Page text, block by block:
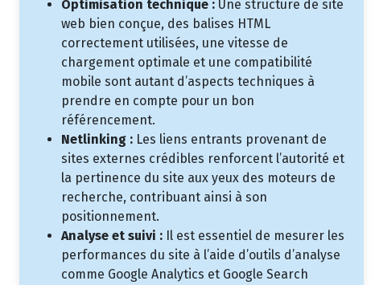
Optimisation technique : Une structure de site
web bien conçue, des balises HTML
correctement utilisées, une vitesse de
chargement optimale et une compatibilité
mobile sont autant d’aspects techniques à
prendre en compte pour un bon
référencement.
Netlinking : Les liens entrants provenant de
sites externes crédibles renforcent l’autorité et
la pertinence du site aux yeux des moteurs de
recherche, contribuant ainsi à son
positionnement.
Analyse et suivi : Il est essentiel de mesurer les
performances du site à l’aide d’outils d’analyse
comme Google Analytics et Google Search